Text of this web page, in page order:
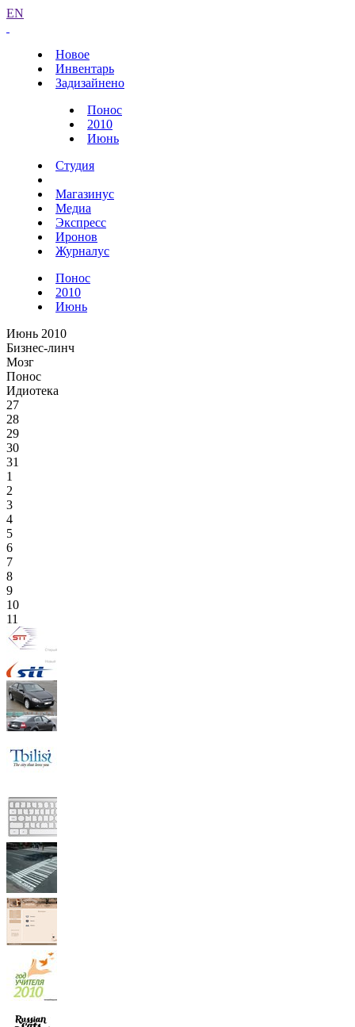
EN
Новое
Инвентарь
Задизайнено
Понос
2010
Июнь
Студия
Магазинус
Медиа
Экспресс
Иронов
Журналус
Понос
2010
Июнь
Июнь 2010
Бизнес-линч
Мозг
Понос
Идиотека
27
28
29
30
31
1
2
3
4
5
6
7
8
9
10
11